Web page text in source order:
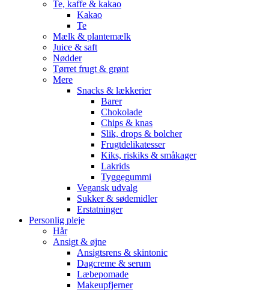
Te, kaffe & kakao
Kakao
Te
Mælk & plantemælk
Juice & saft
Nødder
Tørret frugt & grønt
Mere
Snacks & lækkerier
Barer
Chokolade
Chips & knas
Slik, drops & bolcher
Frugtdelikatesser
Kiks, riskiks & småkager
Lakrids
Tyggegummi
Vegansk udvalg
Sukker & sødemidler
Erstatninger
Personlig pleje
Hår
Ansigt & øjne
Ansigtsrens & skintonic
Dagcreme & serum
Læbepomade
Makeupfjerner